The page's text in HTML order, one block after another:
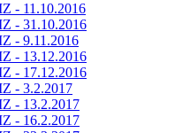
- 11.10.2016
- 31.10.2016
- 9.11.2016
- 13.12.2016
- 17.12.2016
- 3.2.2017
- 13.2.2017
- 16.2.2017